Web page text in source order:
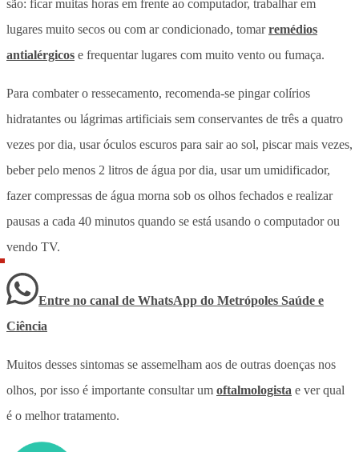
são: ficar muitas horas em frente ao computador, trabalhar em
lugares muito secos ou com ar condicionado, tomarremédios
antialérgicos e frequentar lugares com muito vento ou fumaça.
Para combater o ressecamento, recomenda-se pingar colírios
hidratantes ou lágrimas artificiais sem conservantes de três a quatro
vezes por dia, usar óculos escuros para sair ao sol, piscar mais vezes,
beber pelo menos 2 litros de água por dia, usar um umidificador,
fazer compressas de água morna sob os olhos fechados e realizar
pausas a cada 40 minutos quando se está usando o computador ou
vendo TV.
Entre no canal de WhatsApp do Metrópoles Saúde e
Ciência
Muitos desses sintomas se assemelham aos de outras doenças nos
olhos, por isso é importante consultar um oftalmologista e ver qual
é o melhor tratamento.